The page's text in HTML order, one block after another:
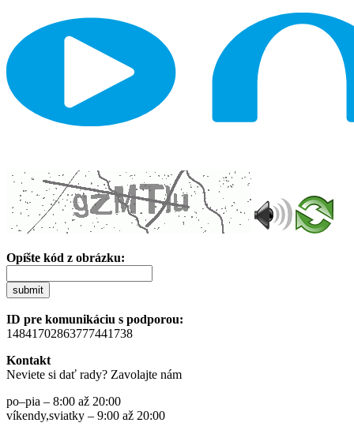
Opíšte kód z obrázku:
submit
ID pre komunikáciu s podporou:
14841702863777441738
Kontakt
Neviete si dať rady? Zavolajte nám
po–pia – 8:00 až 20:00
víkendy,sviatky – 9:00 až 20:00